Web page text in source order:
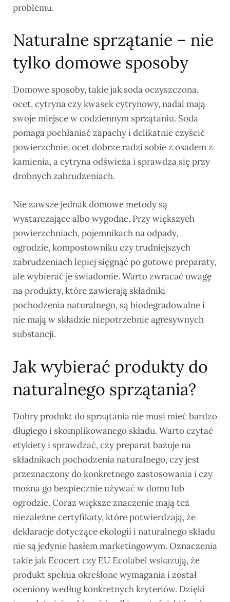
problemu.
Naturalne sprzątanie – nie
tylko domowe sposoby
Domowe sposoby, takie jak soda oczyszczona,
ocet, cytryna czy kwasek cytrynowy, nadal mają
swoje miejsce w codziennym sprzątaniu. Soda
pomaga pochłaniać zapachy i delikatnie czyścić
powierzchnie, ocet dobrze radzi sobie z osadem z
kamienia, a cytryna odświeża i sprawdza się przy
drobnych zabrudzeniach.
Nie zawsze jednak domowe metody są
wystarczające albo wygodne. Przy większych
powierzchniach, pojemnikach na odpady,
ogrodzie, kompostowniku czy trudniejszych
zabrudzeniach lepiej sięgnąć po gotowe preparaty,
ale wybierać je świadomie. Warto zwracać uwagę
na produkty, które zawierają składniki
pochodzenia naturalnego, są biodegradowalne i
nie mają w składzie niepotrzebnie agresywnych
substancji.
Jak wybierać produkty do
naturalnego sprzątania?
Dobry produkt do sprzątania nie musi mieć bardzo
długiego i skomplikowanego składu. Warto czytać
etykiety i sprawdzać, czy preparat bazuje na
składnikach pochodzenia naturalnego, czy jest
przeznaczony do konkretnego zastosowania i czy
można go bezpiecznie używać w domu lub
ogrodzie. Coraz większe znaczenie mają też
niezależne certyfikaty, które potwierdzają, że
deklaracje dotyczące ekologii i naturalnego składu
nie są jedynie hasłem marketingowym. Oznaczenia
takie jak Ecocert czy EU Ecolabel wskazują, że
produkt spełnia określone wymagania i został
oceniony według konkretnych kryteriów. Dzięki